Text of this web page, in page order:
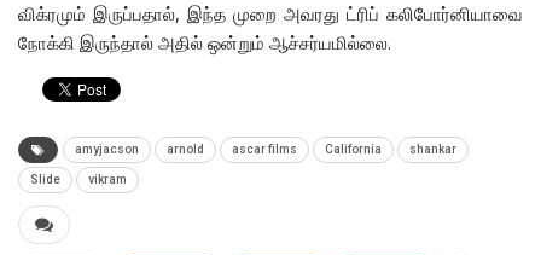
விக்ரமும் இருப்பதால், இந்த முறை அவரது ட்ரிப் கலிபோர்னியாவை
நோக்கி இருந்தால் அதில் ஒன்றும் ஆச்சர்யமில்லை.
amyjacson arnold ascar films California shankar
Slide vikram